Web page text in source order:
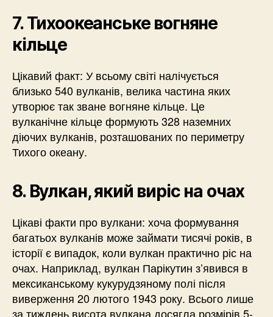
7. Тихоокеанське вогняне
кільце
Цікавий факт: У всьому світі налічується
близько 540 вулканів, велика частина яких
утворює так зване вогняне кільце. Це
вулканічне кільце формують 328 наземних
діючих вулканів, розташованих по периметру
Тихого океану.
8. Вулкан, який виріс на очах
Цікаві факти про вулкани: хоча формування
багатьох вулканів може займати тисячі років, в
історії є випадок, коли вулкан практично ріс на
очах. Наприклад, вулкан Парікутин з’явився в
мексиканському кукурудзяному полі після
виверження 20 лютого 1943 року. Всього лише
за тиждень висота вулкана досягла розмірів 5-